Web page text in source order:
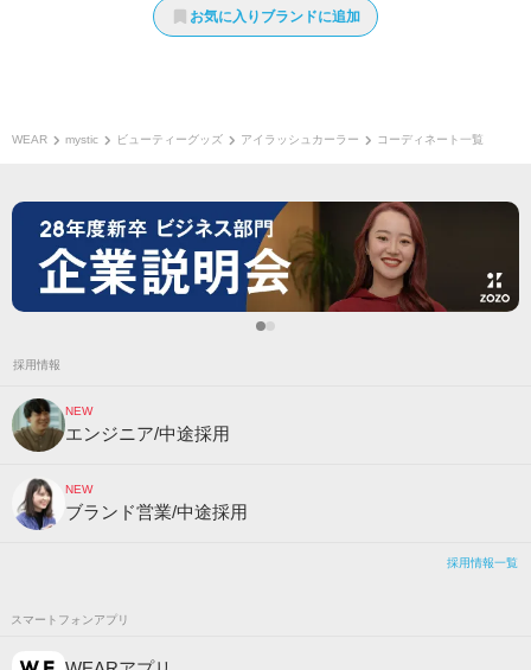
お気に入りブランドに追加
WEAR mystic ビューティーグッズ アイラッシュカーラー コーディネート一覧
採用情報
NEW
エンジニア/中途採用
NEW
ブランド営業/中途採用
採用情報一覧
スマートフォンアプリ